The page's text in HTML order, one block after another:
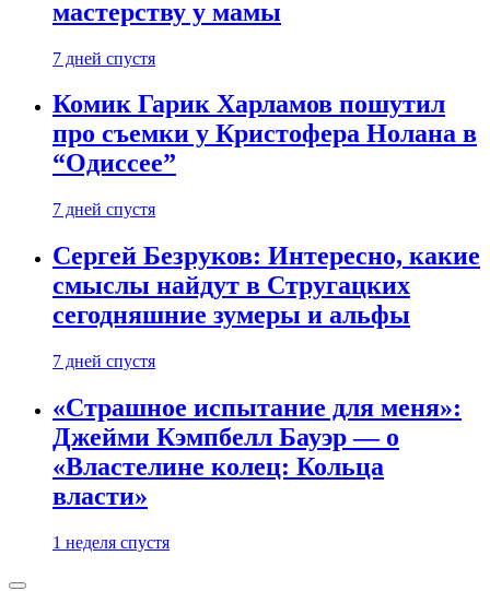
мастерству у мамы
7 дней спустя
Комик Гарик Харламов пошутил
про съемки у Кристофера Нолана в
“Одиссее”
7 дней спустя
Сергей Безруков: Интересно, какие
смыслы найдут в Стругацких
сегодняшние зумеры и альфы
7 дней спустя
«Страшное испытание для меня»:
Джейми Кэмпбелл Бауэр — о
«Властелине колец: Кольца
власти»
1 неделя спустя